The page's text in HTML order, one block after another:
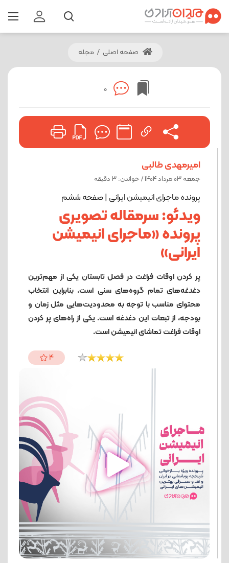
صفحه اصلی / مجله
0
امیرمهدی طالبی
جمعه 03 مرداد 1404 / خواندن: 3 دقیقه
پرونده ماجرای انیمیشن ایرانی | صفحه ششم
ویدئو: سرمقاله تصویری
پرونده «ماجرای انیمیشن
ایرانی»
پر کردن اوقات فراغت در فصل تابستان یکی از مهم‌ترین
دغدغه‌های تمام گروه‌های سنی است. بنابراین انتخاب
محتوای مناسب با توجه به محدودیت‌هایی مثل زمان و
بودجه، از تبعات این دغدغه است. یکی از راه‌های پر کردن
اوقات فراغت تماشای انیمیشن است.
4